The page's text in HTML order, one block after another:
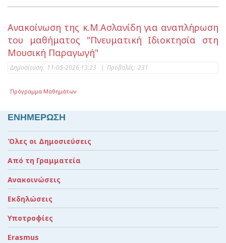
Ανακοίνωση της κ.Μ.Ασλανίδη για αναπλήρωση
του μαθήματος "Πνευματική Ιδιοκτησία στη
Μουσική Παραγωγή"
Δημοσίευση: 11-05-2026 13:23 | Προβολές: 231
Πρόγραμμα Μαθημάτων
ΕΝΗΜΕΡΩΣΗ
Όλες οι Δημοσιεύσεις
Από τη Γραμματεία
Ανακοινώσεις
Εκδηλώσεις
Υποτροφίες
Erasmus